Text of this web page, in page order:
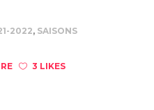
2022, SAISONS
3 LIKES